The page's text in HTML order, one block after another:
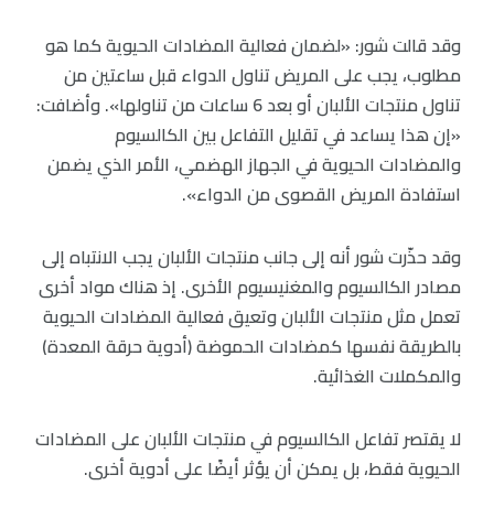
وقد قالت شور: «لضمان فعالية المضادات الحيوية كما هو
مطلوب، يجب على المريض تناول الدواء قبل ساعتين من
تناول منتجات الألبان أو بعد 6 ساعات من تناولها». وأضافت:
«إن هذا يساعد في تقليل التفاعل بين الكالسيوم
والمضادات الحيوية في الجهاز الهضمي، الأمر الذي يضمن
استفادة المريض القصوى من الدواء».
وقد حذّرت شور أنه إلى جانب منتجات الألبان يجب الانتباه إلى
مصادر الكالسيوم والمغنيسيوم الأخرى. إذ هناك مواد أخرى
تعمل مثل منتجات الألبان وتعيق فعالية المضادات الحيوية
بالطريقة نفسها كمضادات الحموضة (أدوية حرقة المعدة)
والمكملات الغذائية.
لا يقتصر تفاعل الكالسيوم في منتجات الألبان على المضادات
الحيوية فقط، بل يمكن أن يؤثر أيضًا على أدوية أخرى.